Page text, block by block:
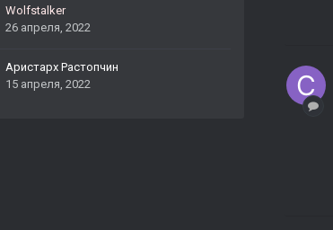
Wolfstalker
26 апреля, 2022
Аристарх Растопчин
15 апреля, 2022